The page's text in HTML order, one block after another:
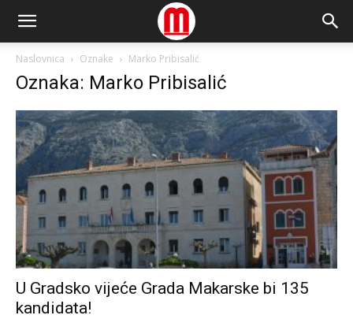
Naslovnica Oznake Marko Pribisalić
Oznaka: Marko Pribisalić
U Gradsko vijeće Grada Makarske bi 135
kandidata!